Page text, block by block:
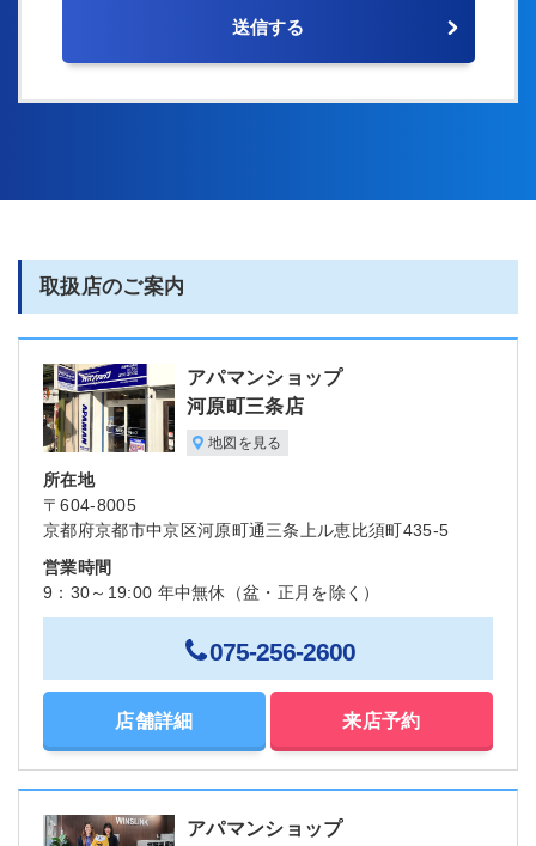
取扱店のご案内
アパマンショップ
河原町三条店
地図を見る
所在地
〒604-8005
京都府京都市中京区河原町通三条上ル恵比須町435-5
営業時間
9：30～19:00 年中無休（盆・正月を除く）
075-256-2600
店舗詳細 来店予約
アパマンショップ